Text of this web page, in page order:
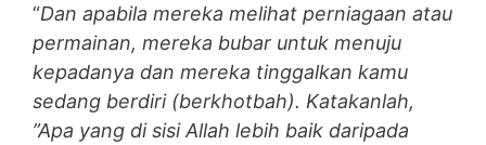
“Dan apabila mereka melihat perniagaan atau
permainan, mereka bubar untuk menuju
kepadanya dan mereka tinggalkan kamu
sedang berdiri (berkhotbah). Katakanlah,
”Apa yang di sisi Allah lebih baik daripada